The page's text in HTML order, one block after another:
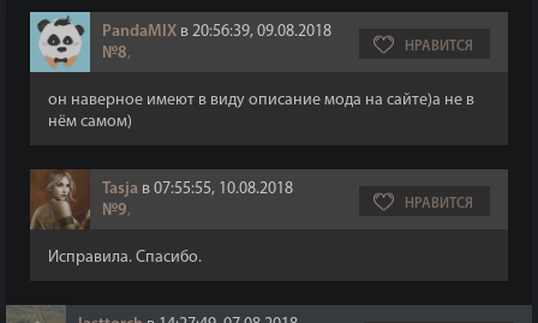
PandaMIX в 20:56:39, 09.08.2018
№8, НРАВИТСЯ
он наверное имеют в виду описание мода на сайте)а не в
нём самом)
Tasja в 07:55:55, 10.08.2018
№9, НРАВИТСЯ
Исправила. Спасибо.